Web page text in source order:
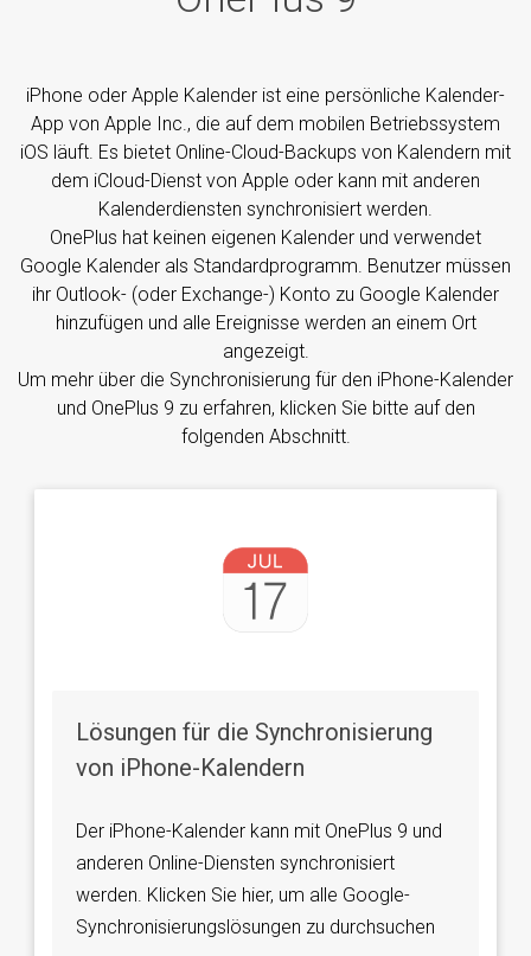
iPhone oder Apple Kalender ist eine persönliche Kalender-
App von Apple Inc., die auf dem mobilen Betriebssystem
iOS läuft. Es bietet Online-Cloud-Backups von Kalendern mit
dem iCloud-Dienst von Apple oder kann mit anderen
Kalenderdiensten synchronisiert werden.
OnePlus hat keinen eigenen Kalender und verwendet
Google Kalender als Standardprogramm. Benutzer müssen
ihr Outlook- (oder Exchange-) Konto zu Google Kalender
hinzufügen und alle Ereignisse werden an einem Ort
angezeigt.
Um mehr über die Synchronisierung für den iPhone-Kalender
und OnePlus 9 zu erfahren, klicken Sie bitte auf den
folgenden Abschnitt.
Lösungen für die Synchronisierung
von iPhone-Kalendern
Der iPhone-Kalender kann mit OnePlus 9 und
anderen Online-Diensten synchronisiert
werden. Klicken Sie hier, um alle Google-
Synchronisierungslösungen zu durchsuchen